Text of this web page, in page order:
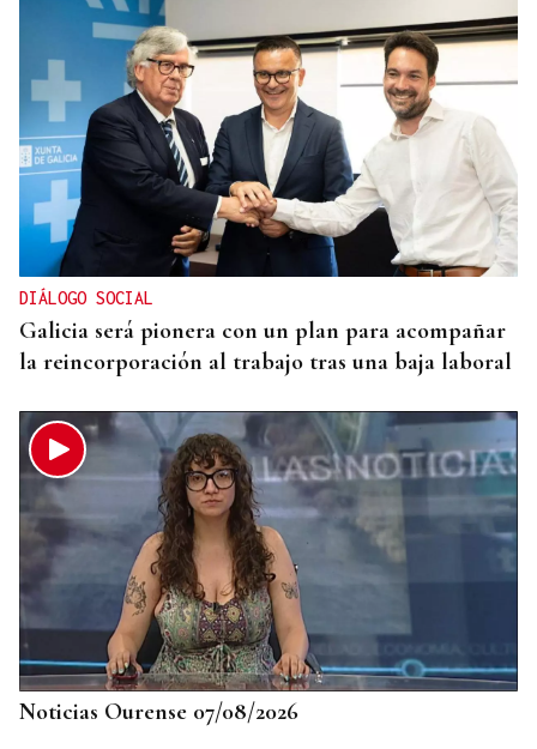
SU PESO EN ORO
Rally de Ourense: esta joya no necesita caja fuerte
DIÁLOGO SOCIAL
Galicia será pionera con un plan para acompañar
la reincorporación al trabajo tras una baja laboral
Noticias Ourense 07/08/2026